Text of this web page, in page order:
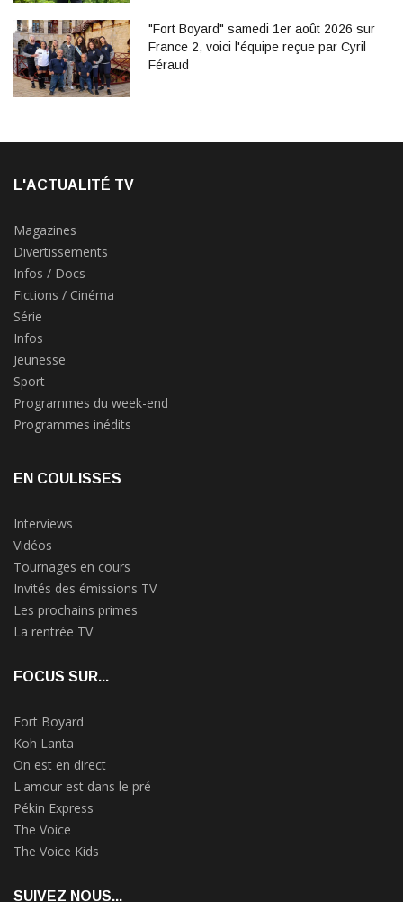
"Fort Boyard" samedi 1er août 2026 sur
France 2, voici l'équipe reçue par Cyril
Féraud
L'ACTUALITÉ TV
Magazines
Divertissements
Infos / Docs
Fictions / Cinéma
Série
Infos
Jeunesse
Sport
Programmes du week-end
Programmes inédits
EN COULISSES
Interviews
Vidéos
Tournages en cours
Invités des émissions TV
Les prochains primes
La rentrée TV
FOCUS SUR...
Fort Boyard
Koh Lanta
On est en direct
L'amour est dans le pré
Pékin Express
The Voice
The Voice Kids
SUIVEZ NOUS...